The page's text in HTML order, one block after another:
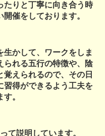
たりと丁寧に向き合う時
催をしております。
かして、ワークをしま
られる五行の特徴や、陰
えられるので、その日
習得ができるよう工夫を
。
て説明しています。